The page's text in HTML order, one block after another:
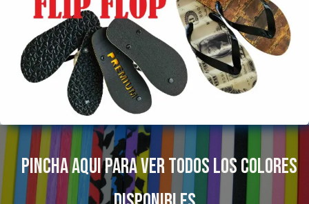
PINCHA AQUI PARA VER TODOS LOS COLORES